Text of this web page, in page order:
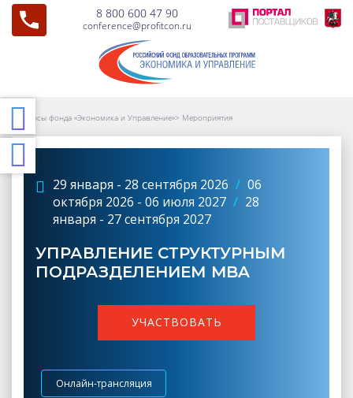
8 800 600 47 90
conference@profitcon.ru
Курсы фонда «Экономика и Управление»> Мероприятия
29 января - 28 сентября 2026 / 06
октября 2026 - 06 июля 2027 / 28
января - 27 сентября 2027
УПРАВЛЕНИЕ СТРУКТУРНЫМ
ПОДРАЗДЕЛЕНИЕМ MBA
УЧАСТВОВАТЬ
Онлайн-трансляция